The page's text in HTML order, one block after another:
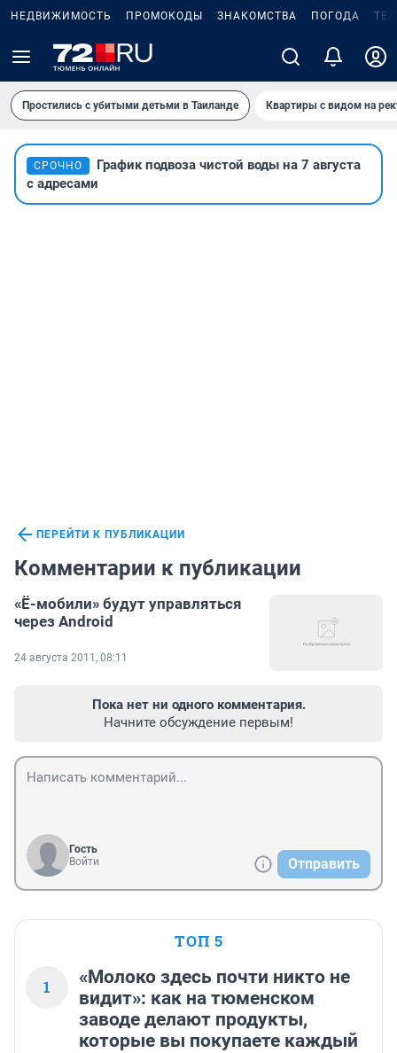
НЕДВИЖИМОСТЬ ПРОМОКОДЫ ЗНАКОМСТВА ПОГОДА
Простились с убитыми детьми в Таиланде Квартиры с видом на
СРОЧНО
График подвоза чистой воды на 7 августа
с адресами
ПЕРЕЙТИ К ПУБЛИКАЦИИ
Комментарии к публикации
«Ё-мобили» будут управляться
через Android
24 августа 2011, 08:11
Пока нет ни одного комментария.
Начните обсуждение первым!
Гость
Войти
Отправить
ТОП 5
1
«Молоко здесь почти никто не
видит»: как на тюменском
заводе делают продукты,
которые вы покупаете каждый